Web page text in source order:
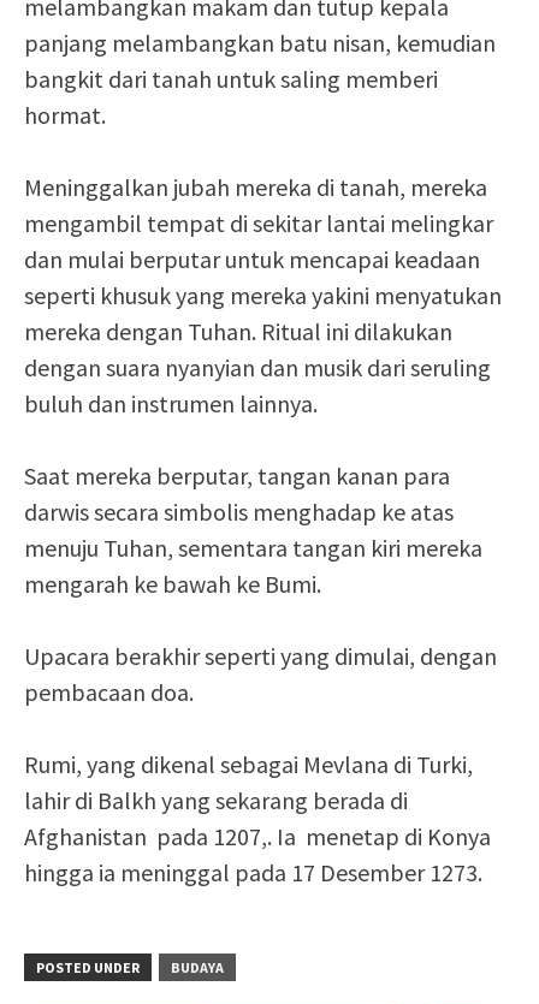
melambangkan makam dan tutup kepala
panjang melambangkan batu nisan, kemudian
bangkit dari tanah untuk saling memberi
hormat.
Meninggalkan jubah mereka di tanah, mereka
mengambil tempat di sekitar lantai melingkar
dan mulai berputar untuk mencapai keadaan
seperti khusuk yang mereka yakini menyatukan
mereka dengan Tuhan. Ritual ini dilakukan
dengan suara nyanyian dan musik dari seruling
buluh dan instrumen lainnya.
Saat mereka berputar, tangan kanan para
darwis secara simbolis menghadap ke atas
menuju Tuhan, sementara tangan kiri mereka
mengarah ke bawah ke Bumi.
Upacara berakhir seperti yang dimulai, dengan
pembacaan doa.
Rumi, yang dikenal sebagai Mevlana di Turki,
lahir di Balkh yang sekarang berada di
Afghanistan pada 1207,. Ia menetap di Konya
hingga ia meninggal pada 17 Desember 1273.
POSTED UNDER BUDAYA